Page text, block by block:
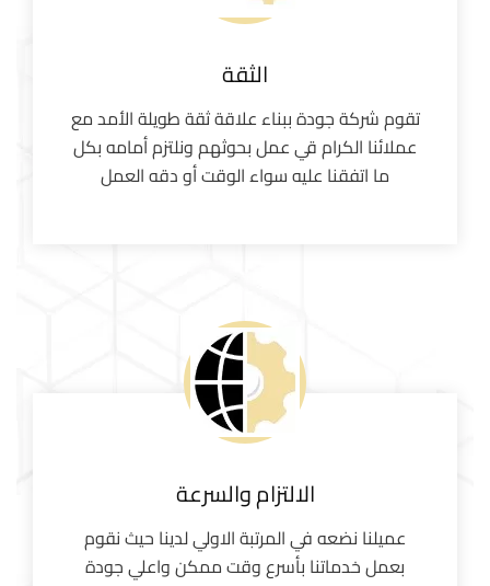
الثقة
تقوم شركة جودة ببناء علاقة ثقة طويلة الأمد مع
عملائنا الكرام قي عمل بحوثهم ونلتزم أمامه بكل
ما اتفقنا عليه سواء الوقت أو دقه العمل
الالتزام والسرعة
عميلنا نضعه في المرتبة الاولي لدينا حيث نقوم
بعمل خدماتنا بأسرع وقت ممكن واعلي جودة